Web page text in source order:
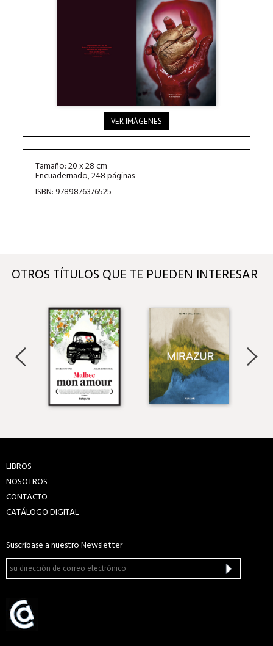
VER IMÁGENES
Tamaño: 20 x 28 cm
Encuadernado, 248 páginas
ISBN: 9789876376525
OTROS TÍTULOS QUE TE PUEDEN INTERESAR
LIBROS
NOSOTROS
CONTACTO
CATÁLOGO DIGITAL
Suscríbase a nuestro Newsletter